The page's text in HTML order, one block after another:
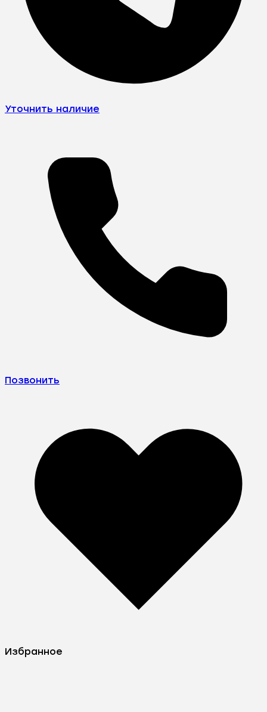
Уточнить наличие
Позвонить
Избранное